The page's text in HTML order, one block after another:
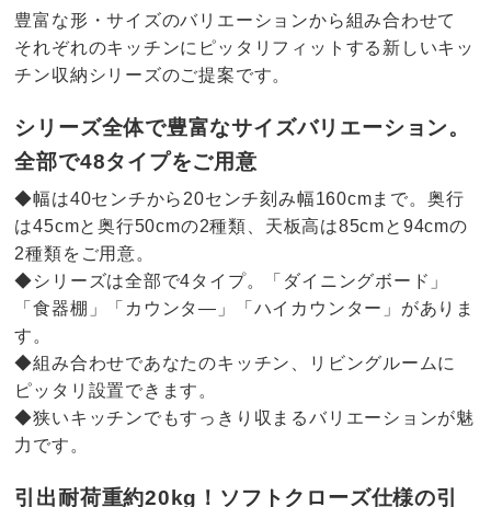
豊富な形・サイズのバリエーションから組み合わせて
それぞれのキッチンにピッタリフィットする新しいキッ
チン収納シリーズのご提案です。
シリーズ全体で豊富なサイズバリエーション。
全部で48タイプをご用意
◆幅は40センチから20センチ刻み幅160cmまで。奥行
は45cmと奥行50cmの2種類、天板高は85cmと94cmの
2種類をご用意。
◆シリーズは全部で4タイプ。「ダイニングボード」
「食器棚」「カウンタ―」「ハイカウンター」がありま
す。
◆組み合わせであなたのキッチン、リビングルームに
ピッタリ設置できます。
◆狭いキッチンでもすっきり収まるバリエーションが魅
力です。
引出耐荷重約20kg！ソフトクローズ仕様の引